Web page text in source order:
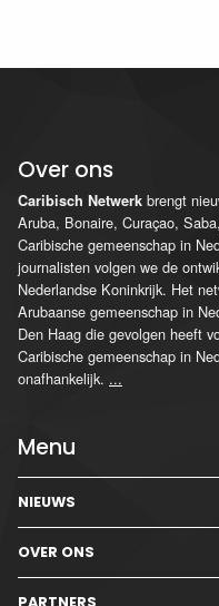
Over ons
Caribisch Netwerk brengt
Aruba, Bonaire, Curaçao,
Caribische gemeenschap in
journalisten volgen we de
Nederlandse Koninkrijk. Het
Arubaanse gemeenschap in
Den Haag die gevolgen heeft
Caribische gemeenschap in
onafhankelijk. ...
Menu
NIEUWS
OVER ONS
PARTNERS